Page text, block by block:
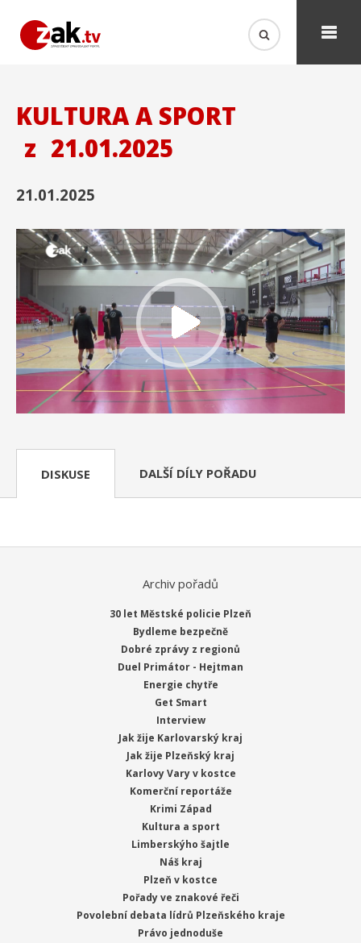
KULTURA A SPORT
z 21.01.2025
21.01.2025
DISKUSE DALŠÍ DÍLY POŘADU
Archiv pořadů
30 let Městské policie Plzeň
Bydleme bezpečně
Dobré zprávy z regionů
Duel Primátor - Hejtman
Energie chytře
Get Smart
Interview
Jak žije Karlovarský kraj
Jak žije Plzeňský kraj
Karlovy Vary v kostce
Komerční reportáže
Krimi Západ
Kultura a sport
Limberskýho šajtle
Náš kraj
Plzeň v kostce
Pořady ve znakové řeči
Povolební debata lídrů Plzeňského kraje
Právo jednoduše